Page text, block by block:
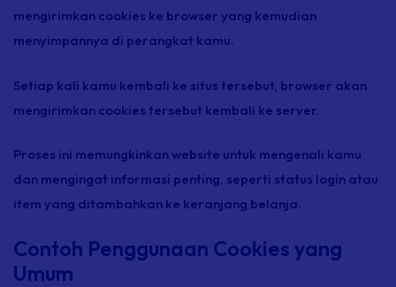
mengirimkan cookies ke browser yang kemudian
menyimpannya di perangkat kamu.
Setiap kali kamu kembali ke situs tersebut, browser akan
mengirimkan cookies tersebut kembali ke server.
Proses ini memungkinkan website untuk mengenali kamu
dan mengingat informasi penting, seperti status login atau
item yang ditambahkan ke keranjang belanja.
Contoh Penggunaan Cookies yang
Umum